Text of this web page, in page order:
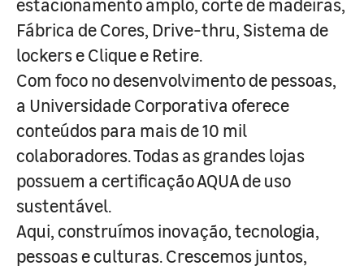
Fábrica de Cores, Drive-thru, Sistema de
lockers e Clique e Retire.
Com foco no desenvolvimento de pessoas,
a Universidade Corporativa oferece
conteúdos para mais de 10 mil
colaboradores. Todas as grandes lojas
possuem a certificação AQUA de uso
sustentável.
Aqui, construímos inovação, tecnologia,
pessoas e culturas. Crescemos juntos,